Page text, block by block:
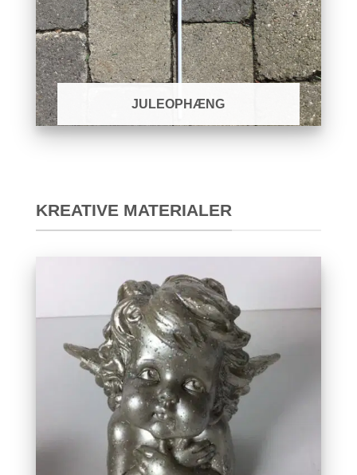
JULEOPHÆNG
KREATIVE MATERIALER